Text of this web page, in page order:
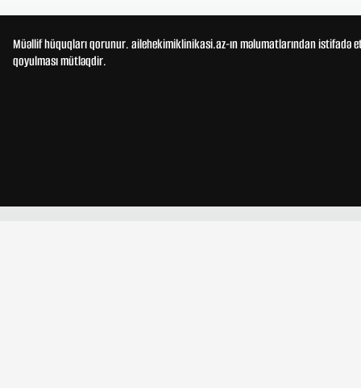
Müəllif hüquqları qorunur. ailehekimiklinikasi.az-ın məlumatlarından
qoyulması mütləqdir.